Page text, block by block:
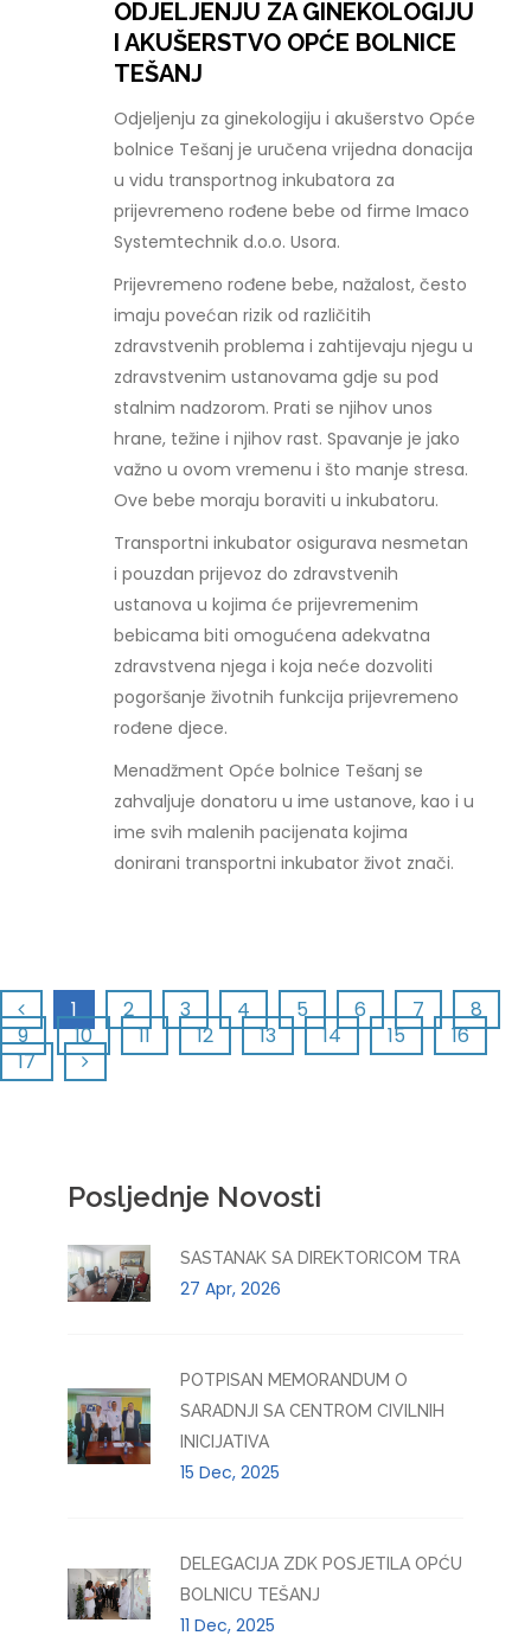
ODJELJENJU ZA GINEKOLOGIJU
I AKUŠERSTVO OPĆE BOLNICE
TEŠANJ
Odjeljenju za ginekologiju i akušerstvo Opće
bolnice Tešanj je uručena vrijedna donacija
u vidu transportnog inkubatora za
prijevremeno rođene bebe od firme Imaco
Systemtechnik d.o.o. Usora.
Prijevremeno rođene bebe, nažalost, često
imaju povećan rizik od različitih
zdravstvenih problema i zahtijevaju njegu u
zdravstvenim ustanovama gdje su pod
stalnim nadzorom. Prati se njihov unos
hrane, težine i njihov rast. Spavanje je jako
važno u ovom vremenu i što manje stresa.
Ove bebe moraju boraviti u inkubatoru.
Transportni inkubator osigurava nesmetan
i pouzdan prijevoz do zdravstvenih
ustanova u kojima će prijevremenim
bebicama biti omogućena adekvatna
zdravstvena njega i koja neće dozvoliti
pogoršanje životnih funkcija prijevremeno
rođene djece.
Menadžment Opće bolnice Tešanj se
zahvaljuje donatoru u ime ustanove, kao i u
ime svih malenih pacijenata kojima
donirani transportni inkubator život znači.
1 2 3 4 5 6 7
8
9
10 11 12 13 14 15
16
17
Posljednje Novosti
SASTANAK SA DIREKTORICOM TRA
27 Apr, 2026
POTPISAN MEMORANDUM O
SARADNJI SA CENTROM CIVILNIH
INICIJATIVA
15 Dec, 2025
DELEGACIJA ZDK POSJETILA OPĆU
BOLNICU TEŠANJ
11 Dec, 2025